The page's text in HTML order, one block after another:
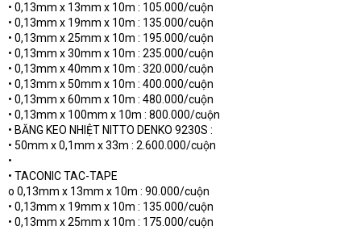
• 0,13mm x 13mm x 10m : 105.000/cuộn
• 0,13mm x 19mm x 10m : 135.000/cuộn
• 0,13mm x 25mm x 10m : 195.000/cuộn
• 0,13mm x 30mm x 10m : 235.000/cuộn
• 0,13mm x 40mm x 10m : 320.000/cuộn
• 0,13mm x 50mm x 10m : 400.000/cuộn
• 0,13mm x 60mm x 10m : 480.000/cuộn
• 0,13mm x 100mm x 10m : 800.000/cuộn
• BĂNG KEO NHIỆT NITTO DENKO 9230S :
• 50mm x 0,1mm x 33m : 2.600.000/cuộn
•
• TACONIC TAC-TAPE
o 0,13mm x 13mm x 10m : 90.000/cuộn
• 0,13mm x 19mm x 10m : 135.000/cuộn
• 0,13mm x 25mm x 10m : 175.000/cuộn